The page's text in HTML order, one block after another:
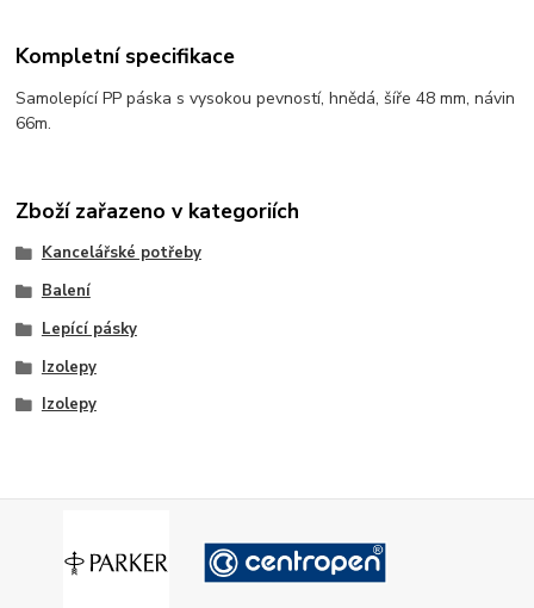
Kompletní specifikace
Samolepící PP páska s vysokou pevností, hnědá, šíře 48 mm, návin
66m.
Zboží zařazeno v kategoriích
Kancelářské potřeby
Balení
Lepící pásky
Izolepy
Izolepy